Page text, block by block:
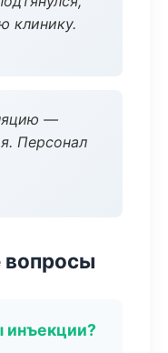
клинику.
—
Персонал
вопросы
инъекции?